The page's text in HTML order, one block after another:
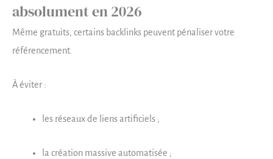
absolument en 2026
Même gratuits, certains backlinks peuvent pénaliser votre
référencement.
À éviter :
les réseaux de liens artificiels ;
la création massive automatisée ;